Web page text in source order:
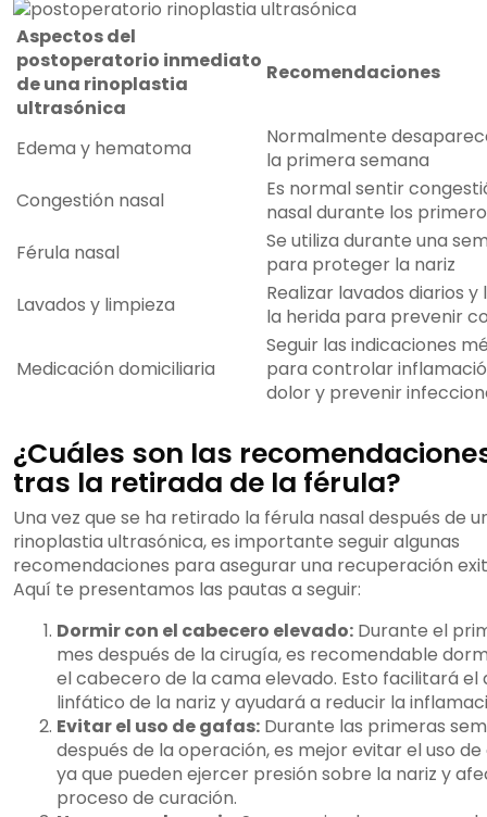
Aspectos del
postoperatorio inmediato
de una rinoplastia
ultrasónica
Recomendaciones
Edema y hematoma
Normalmente
la primera semana
Congestión nasal
Es normal sentir
nasal durante los
Férula nasal
Se utiliza durante una
para proteger la nariz
Lavados y limpieza
Realizar lavados diarios y
la herida para prevenir
Medicación domiciliaria
Seguir las indicaciones
para controlar
dolor y prevenir
¿Cuáles son las
tras la retirada de la férula?
Una vez que se ha retirado la férula nasal después de
rinoplastia ultrasónica, es importante seguir algunas
recomendaciones para asegurar una recuperación
Aquí te presentamos las pautas a seguir:
Dormir con el cabecero elevado: Durante el
mes después de la cirugía, es recomendable
el cabecero de la cama elevado. Esto facilitará el
linfático de la nariz y ayudará a reducir la
Evitar el uso de gafas: Durante las primeras
después de la operación, es mejor evitar el uso de
ya que pueden ejercer presión sobre la nariz y
proceso de curación.